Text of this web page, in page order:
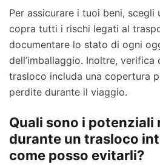
Per assicurare i tuoi beni, scegli
copra tutti i rischi legati al
documentare lo stato di ogni
dell’imballaggio. Inoltre,
trasloco includa una copertura
perdite durante il viaggio.
Quali sono i potenziali
durante un trasloco
come posso evitarli?